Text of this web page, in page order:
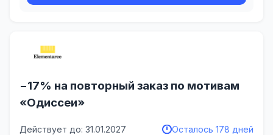
−17% на повторный заказ по мотивам
«Одиссеи»
Действует до: 31.01.2027 Осталось 178 дней